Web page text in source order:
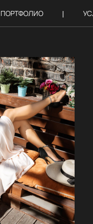
ПОРТФОЛИО